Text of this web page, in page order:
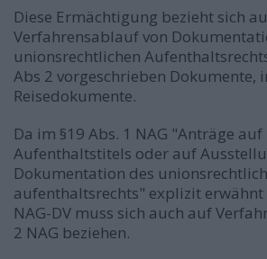
Diese Ermächtigung bezieht sich
Verfahrensablauf von
unionsrechtlichen
Abs 2 vorgeschrieben Dokumente,
Reisedokumente.
Da im §19 Abs. 1 NAG "Anträge
Aufenthaltstitels oder auf
Dokumentation des
aufenthaltsrechts" explizit erwähnt
NAG-DV muss sich auch auf
2 NAG beziehen.